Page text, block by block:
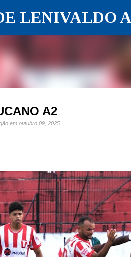
LENIVALDO
A2
em outubro 09, 2025